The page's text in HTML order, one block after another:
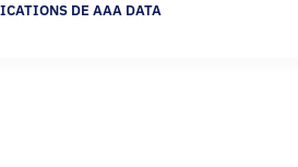
DE AAA DATA